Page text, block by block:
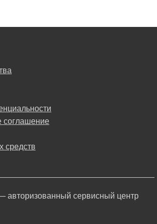
соглашение
средств
сервисный центр